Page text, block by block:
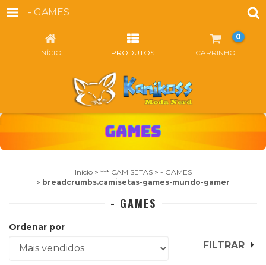
- GAMES
INÍCIO PRODUTOS CARRINHO
0
Início > *** CAMISETAS > - GAMES
> breadcrumbs.camisetas-games-mundo-gamer
- GAMES
Ordenar por
FILTRAR